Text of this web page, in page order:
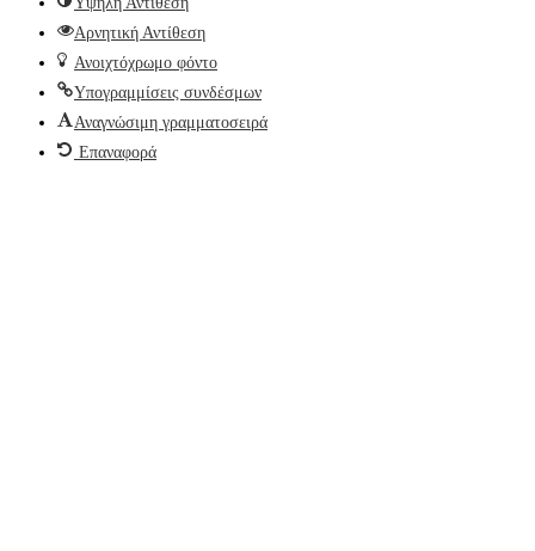
Αρνητική Αντίθεση
Ανοιχτόχρωμο φόντο
Υπογραμμίσεις συνδέσμων
Αναγνώσιμη γραμματοσειρά
Επαναφορά